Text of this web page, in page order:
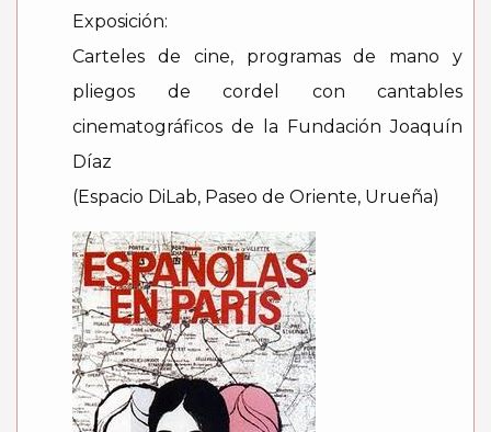
Exposición:
Carteles de cine, programas de mano y
pliegos de cordel con cantables
cinematográficos de la Fundación Joaquín
Díaz
(Espacio DiLab, Paseo de Oriente, Urueña)